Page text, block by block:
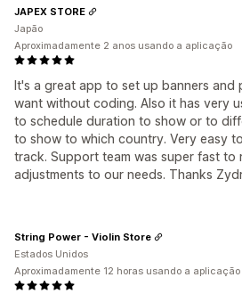
It's a great app to set up banners and
want without coding. Also it has very
to schedule duration to show or to
to show to which country. Very easy
track. Support team was super fast to
adjustments to our needs. Thanks
JAPEX STORE
Japão
Aproximadamente 2 anos usando a aplicação
String Power - Violin Store
Estados Unidos
Aproximadamente 12 horas usando a aplicação